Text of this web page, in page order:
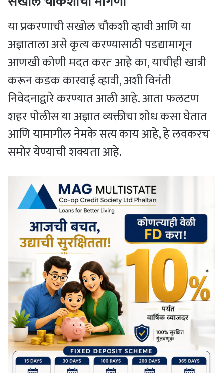
या प्रकरणाची सखोल चौकशी व्हावी आणि या
अज्ञाताला असे कृत्य करण्यासाठी पडद्यामागून
आणखी कोणी मदत करत आहे का, याचीही खात्री
करून कडक कारवाई व्हावी, अशी विनंती
निवेदनाद्वारे करण्यात आली आहे. आता फलटण
शहर पोलीस या अज्ञात व्यक्तीचा शोध कसा घेतात
आणि यामागील नेमके सत्य काय आहे, हे लवकरच
समोर येण्याची शक्यता आहे.